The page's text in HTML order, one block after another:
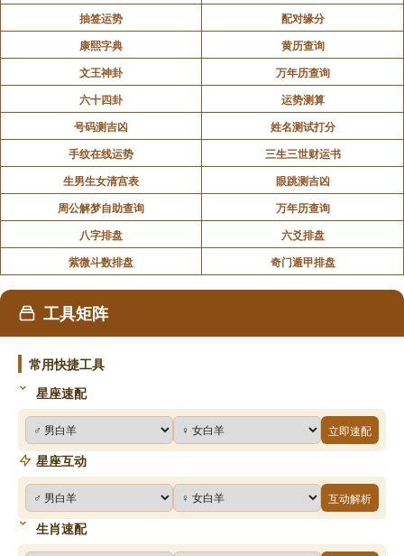
佛说：缘是前世修来的因果,于是,相识是缘至,相忘是
声明：部分内容来于网络，如有侵权，请联系我们删除！以上内容，并
抽签运势
配对缘分
康熙字典
黄历查询
文王神卦
万年历查询
六十四卦
运势测算
号码测吉凶
姓名测试打分
手纹在线运势
三生三世财运书
生男生女清宫表
眼跳测吉凶
周公解梦自助查询
万年历查询
八字排盘
六爻排盘
紫微斗数排盘
奇门遁甲排盘
工具矩阵
常用快捷工具
星座速配
立即速配
星座互动
互动解析
生肖速配